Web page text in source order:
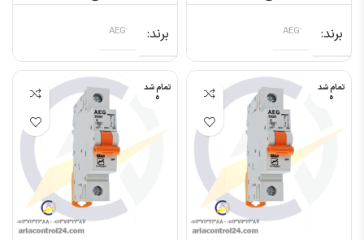
برند برند
تمام شد
ه
تمام شد
ه